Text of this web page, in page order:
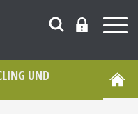
UND